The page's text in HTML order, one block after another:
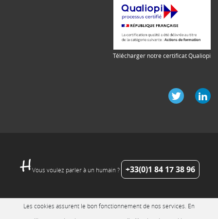
Télécharger notre certificat Qualiopi
Vous voulez parler à un humain ? +33(0)1 84 17 38 96
Les cookies assurent le bon fonctionnement de nos services. En